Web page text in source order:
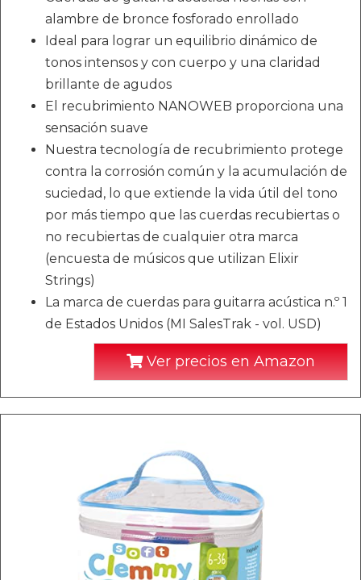
alambre de bronce fosforado enrollado
Ideal para lograr un equilibrio dinámico de
tonos intensos y con cuerpo y una claridad
brillante de agudos
El recubrimiento NANOWEB proporciona una
sensación suave
Nuestra tecnología de recubrimiento protege
contra la corrosión común y la acumulación de
suciedad, lo que extiende la vida útil del tono
por más tiempo que las cuerdas recubiertas o
no recubiertas de cualquier otra marca
(encuesta de músicos que utilizan Elixir
Strings)
La marca de cuerdas para guitarra acústica n.º 1
de Estados Unidos (MI SalesTrak - vol. USD)
Ver precios en Amazon